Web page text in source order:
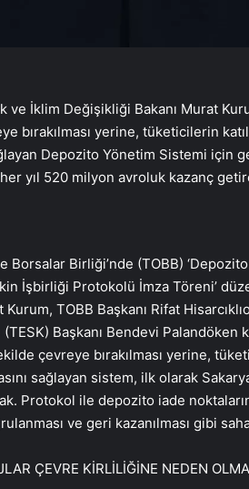
ve İklim Değişikliği Bakanı Murat
bırakılması yerine, tüketicilerin
Depozito Yönetim Sistemi için
yıl 520 milyon avroluk kazanç
Borsalar Birliği’nde (TOBB)
İşbirliği Protokolü İmza Töreni’
TOBB Başkanı Rifat
Başkanı Bendevi
çevreye bırakılması yerine,
sağlayan sistem, ilk olarak
Protokol ile depozito iade
ve geri kazanılması gibi
ÇEVRE KİRLİLİĞİNE NEDEN